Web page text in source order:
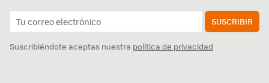
SUSCRIBIR
Suscribiéndote aceptas nuestra política de privacidad